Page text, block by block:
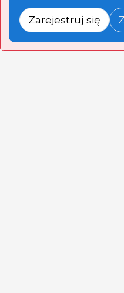
Zarejestruj się